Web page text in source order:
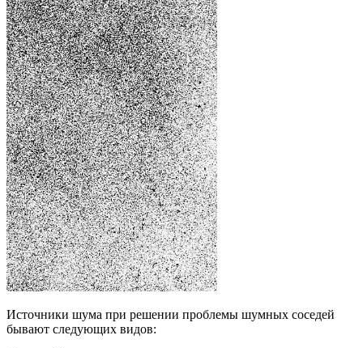
Источники шума при решении проблемы шумных соседей
бывают следующих видов: